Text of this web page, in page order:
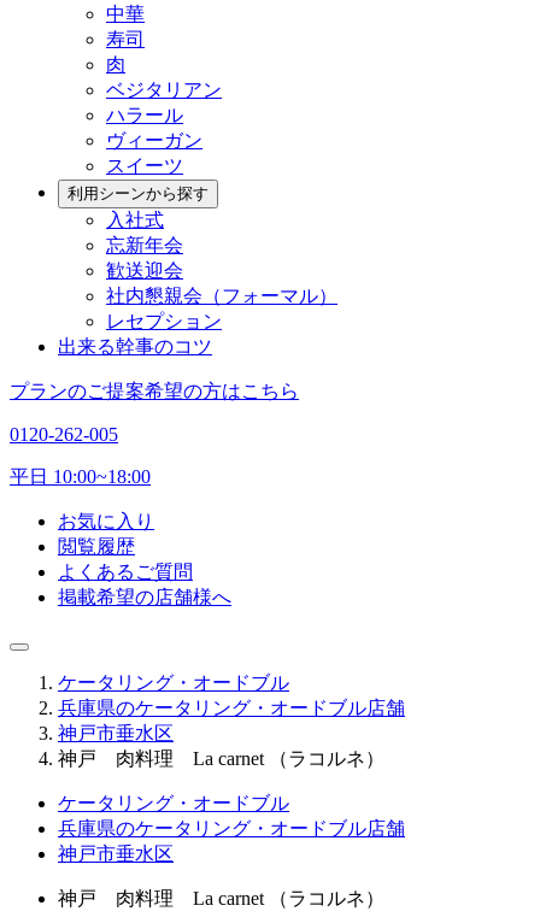
中華
寿司
肉
ベジタリアン
ハラール
ヴィーガン
スイーツ
利用シーンから探す
入社式
忘新年会
歓送迎会
社内懇親会（フォーマル）
レセプション
出来る幹事のコツ
プランのご提案希望の方はこちら
0120-262-005
平日 10:00~18:00
お気に入り
閲覧履歴
よくあるご質問
掲載希望の店舗様へ
ケータリング・オードブル
兵庫県のケータリング・オードブル店舗
神戸市垂水区
神戸 肉料理 La carnet （ラコルネ）
ケータリング・オードブル
兵庫県のケータリング・オードブル店舗
神戸市垂水区
神戸 肉料理 La carnet （ラコルネ）